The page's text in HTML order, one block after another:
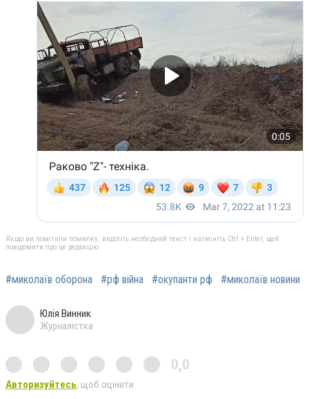
Якщо ви помітили помилку, виділіть необхідний текст і натисніть Ctrl + Enter, щоб
повідомити про це редакцію
#миколаїв оборона #рф війна #окупанти рф #миколаїв новини
Юлія Винник
Журналістка
0,0
Авторизуйтесь, щоб оцінити